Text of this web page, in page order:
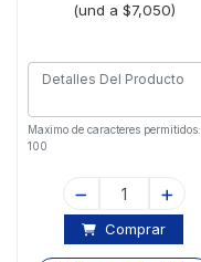
(und a $7,050)
Maximo de caracteres permitidos:
100
Comprar